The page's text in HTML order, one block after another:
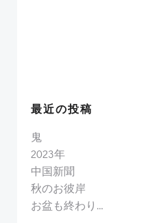
最近の投稿
鬼
2023年
中国新聞
秋のお彼岸
お盆も終わり…